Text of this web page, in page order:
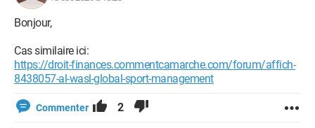
Bonjour,
Cas similaire ici:
https://droit-finances.commentcamarche.com/forum/affich-
8438057-al-wasl-global-sport-management
Commenter 2